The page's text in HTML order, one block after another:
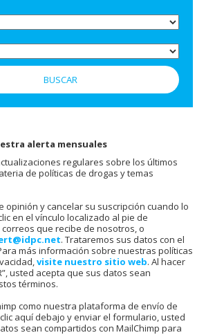
alerta mensuales
regulares sobre los últimos
de políticas de drogas y temas
opinión y cancelar su suscripción cuando lo
en el vínculo localizado al pie de
que recibe de nosotros, o
. Trataremos sus datos con el
más información sobre nuestras políticas
visite nuestro sitio web. Al hacer
usted acepta que sus datos sean
términos.
como nuestra plataforma de envío de
aquí debajo y enviar el formulario, usted
sean compartidos con MailChimp para